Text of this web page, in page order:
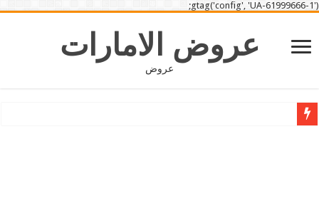
gtag('config', 'UA-61999666-1');
عروض الامارات
عروض